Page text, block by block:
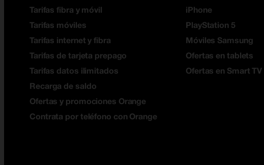
Tarifas fibra y móvil
Tarifas móviles
Tarifas internet y fibra
Tarifas de tarjeta prepago
Tarifas datos ilimitados
Recarga de saldo
Ofertas y promociones Orange
Contrata por teléfono con Orange
iPhone
PlayStation 5
Móviles Samsung
Ofertas en tablets
Ofertas en Smart TV